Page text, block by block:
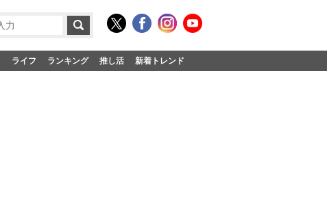
ライフ ランキング 推し活 新着トレンド